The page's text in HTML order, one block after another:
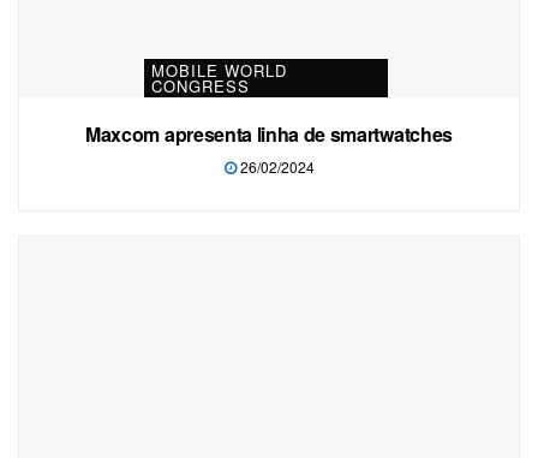
MOBILE WORLD
CONGRESS
Maxcom apresenta linha de smartwatches
26/02/2024